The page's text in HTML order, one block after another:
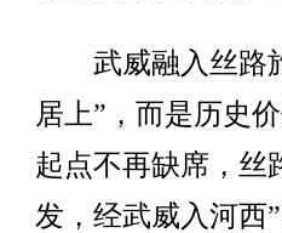
武威融入丝路旅
居上”，而是历史
起点不再缺席，丝
发，经武威入河西